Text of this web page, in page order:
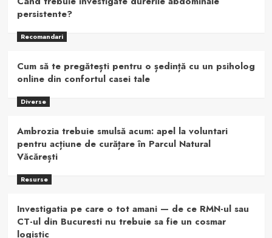
persistente?
Recomandari
Cum să te pregătești pentru o ședință cu un psiholog
online din confortul casei tale
Diverse
Ambrozia trebuie smulsă acum: apel la voluntari
pentru acțiune de curățare în Parcul Natural
Văcărești
Resurse
Investigatia pe care o tot amani — de ce RMN-ul sau
CT-ul din Bucuresti nu trebuie sa fie un cosmar
logistic